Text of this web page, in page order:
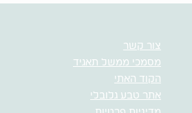
צור קשר
מסמכי ממשל תאגיד
הקוד האתי
אתר טבע גלובלי